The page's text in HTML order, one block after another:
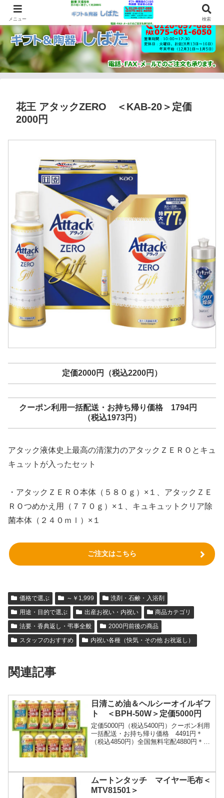
花王 アタックZERO ＜KAB-20＞定価
2000円
定価2000円（税込2200円）
クーポン利用一括配送・お持ち帰り価格 1794円
（税込1973円）
アタック液体史上最高の清潔力のアタックＺＥＲＯとキュ
キュットが入ったセット
・アタックＺＥＲＯ本体（５８０ｇ）×１、アタックＺＥ
ＲＯつめかえ用（７７０ｇ）×１、キュキュットクリア除
菌本体（２４０ｍｌ）×１
ご注文はこちら
価格で選ぶ ～￥1,999
洗剤・石鹸・入浴剤
用途・目的で選ぶ
出産お祝い・内祝い
商品カテゴリ
法要・香典返し・弔事全般
2000円前後の商品
スタッフのおすすめ
内祝い各種（快気・その他 お祝返し）
関連記事
日清こめ油＆ヘルシーオイルギフ
ト ＜BPH-50W＞定価5000円
定価5000円（税込5400円）クーポン利用
一括配送・お持ち帰り価格 4491円＊
（税込4850円）全国無料宅配4880円＊
ムートンタッチ マイヤー毛布＜
MTV81501＞
メニュー 検索